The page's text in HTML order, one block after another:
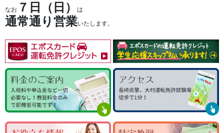
なお ７日（日） は
通常通り営業いたします。